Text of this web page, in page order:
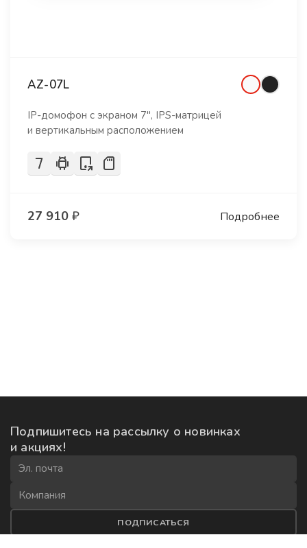
AZ-07L
IP-домофон с экраном 7", IPS-матрицей
и вертикальным расположением
27 910 ₽ Подробнее
Подпишитесь на рассылку о новинках
и акциях!
ПОДПИСАТЬСЯ